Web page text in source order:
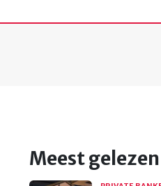
Meest gelezen